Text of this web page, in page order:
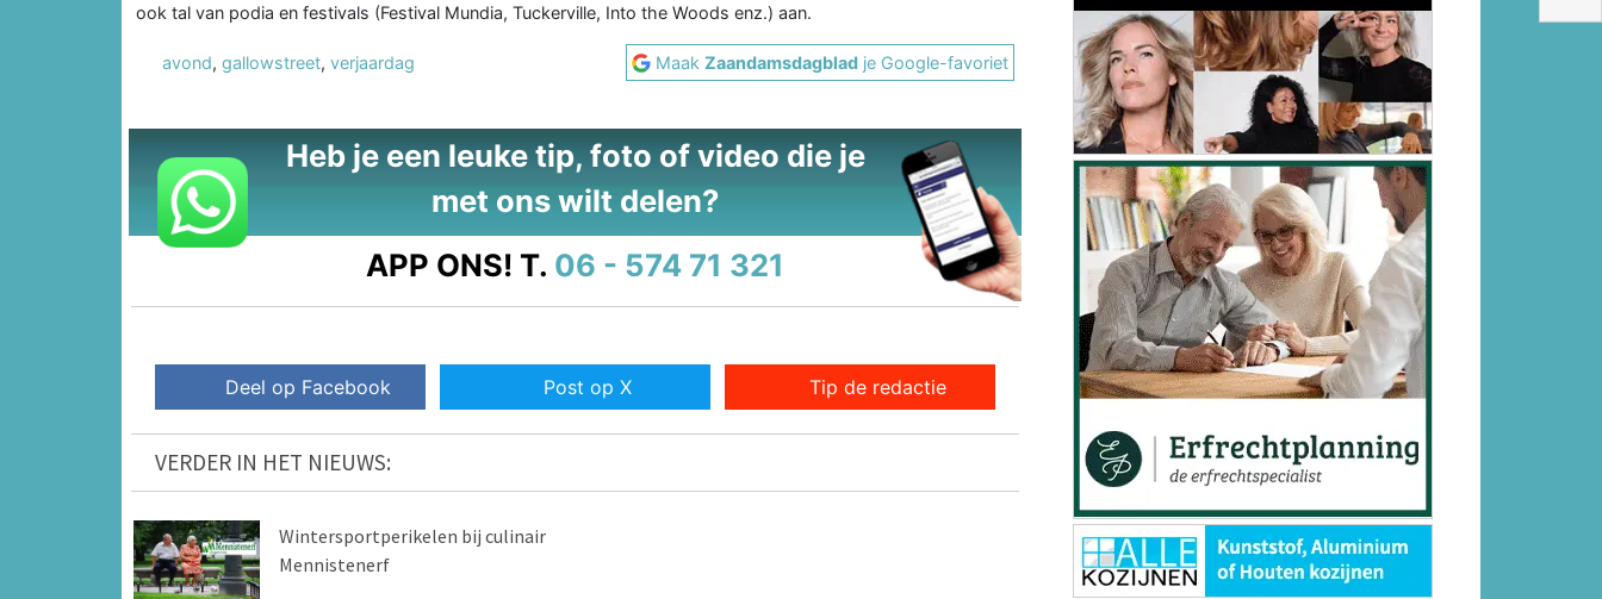
ook tal van podia en festivals (Festival Mundia, Tuckerville, Into the Woods enz.) aan.
avond, gallowstreet, verjaardag MaakZaandamsdagblad je Google-favoriet
Heb je een leuke tip, foto of video die je
met ons wilt delen?
APP ONS! T. 06 - 574 71 321
Deel op Facebook Post op X Tip de redactie
VERDER IN HET NIEUWS:
Wintersportperikelen bij culinair
Mennistenerf